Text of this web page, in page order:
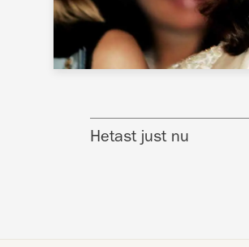
Hetast just nu